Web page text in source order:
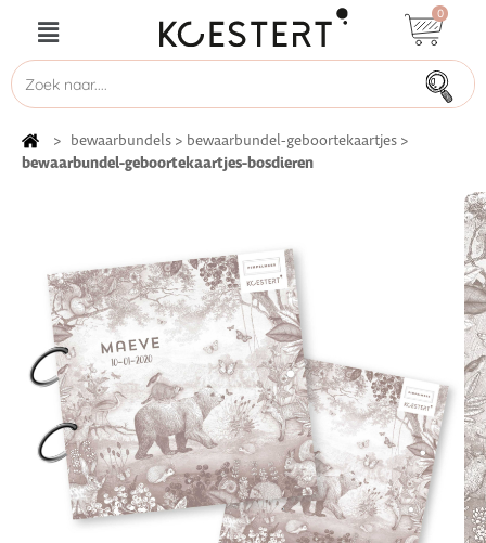
0
> bewaarbundels > bewaarbundel-geboortekaartjes >
bewaarbundel-geboortekaartjes-bosdieren